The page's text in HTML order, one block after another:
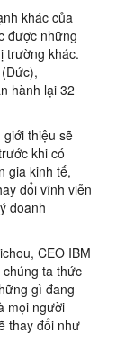
khác của
được những
trường khác.
(Đức),
hành lại 32
thiệu sẽ
khi có
gia kinh tế,
đổi vĩnh viễn
doanh
CEO IBM
ta thức
gì đang
mọi người
thay đổi như